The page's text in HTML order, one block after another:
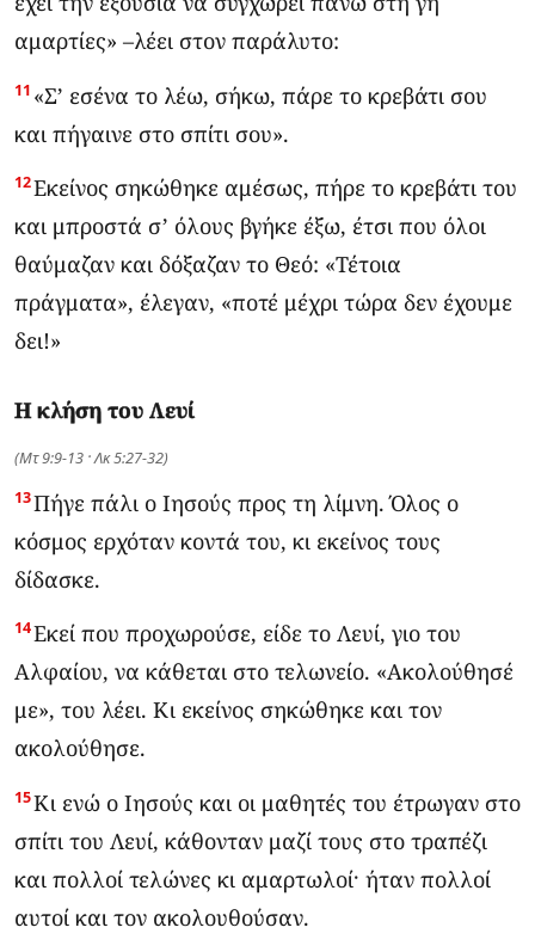
αμαρτίες» –λέει στον παράλυτο:
11 «Σ’ εσένα το λέω, σήκω, πάρε το κρεβάτι σου
και πήγαινε στο σπίτι σου».
12Εκείνος σηκώθηκε αμέσως, πήρε το κρεβάτι του
και μπροστά σ’ όλους βγήκε έξω, έτσι που όλοι
θαύμαζαν και δόξαζαν το Θεό: «Τέτοια
πράγματα», έλεγαν, «ποτέ μέχρι τώρα δεν έχουμε
δει!»
Η κλήση του Λευί
(Μτ 9:9-13 · Λκ 5:27-32)
13Πήγε πάλι ο Ιησούς προς τη λίμνη. Όλος ο
κόσμος ερχόταν κοντά του, κι εκείνος τους
δίδασκε.
14Εκεί που προχωρούσε, είδε το Λευί, γιο του
Αλφαίου, να κάθεται στο τελωνείο. «Ακολούθησέ
με», του λέει. Κι εκείνος σηκώθηκε και τον
ακολούθησε.
15Κι ενώ ο Ιησούς και οι μαθητές του έτρωγαν στο
σπίτι του Λευί, κάθονταν μαζί τους στο τραπέζι
και πολλοί τελώνες κι αμαρτωλοί· ήταν πολλοί
αυτοί και τον ακολουθούσαν.